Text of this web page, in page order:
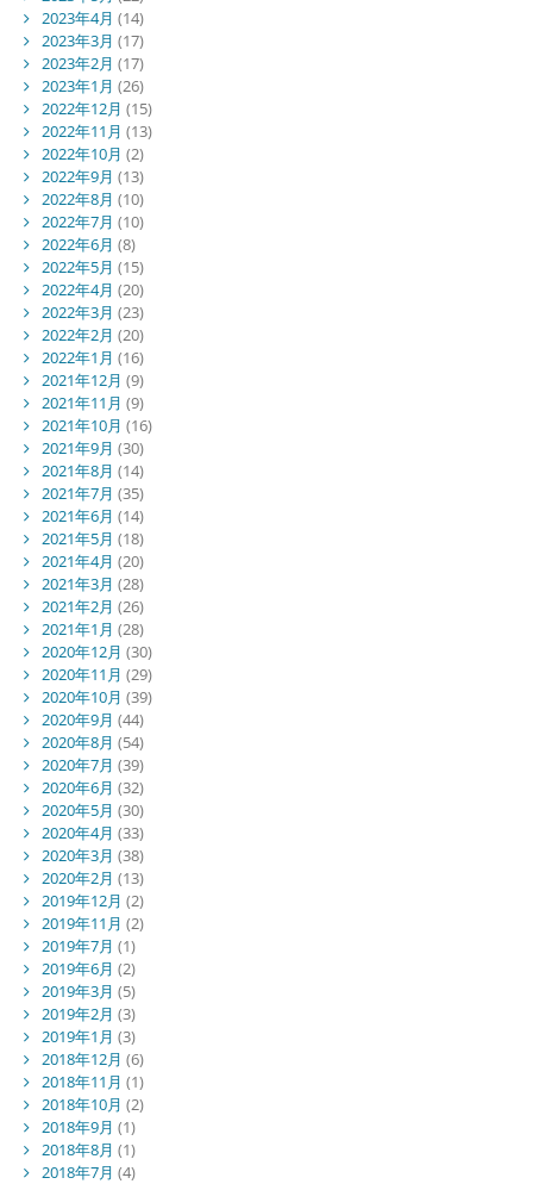
2023年4月 (14)
2023年3月 (17)
2023年2月 (17)
2023年1月 (26)
2022年12月 (15)
2022年11月 (13)
2022年10月 (2)
2022年9月 (13)
2022年8月 (10)
2022年7月 (10)
2022年6月 (8)
2022年5月 (15)
2022年4月 (20)
2022年3月 (23)
2022年2月 (20)
2022年1月 (16)
2021年12月 (9)
2021年11月 (9)
2021年10月 (16)
2021年9月 (30)
2021年8月 (14)
2021年7月 (35)
2021年6月 (14)
2021年5月 (18)
2021年4月 (20)
2021年3月 (28)
2021年2月 (26)
2021年1月 (28)
2020年12月 (30)
2020年11月 (29)
2020年10月 (39)
2020年9月 (44)
2020年8月 (54)
2020年7月 (39)
2020年6月 (32)
2020年5月 (30)
2020年4月 (33)
2020年3月 (38)
2020年2月 (13)
2019年12月 (2)
2019年11月 (2)
2019年7月 (1)
2019年6月 (2)
2019年3月 (5)
2019年2月 (3)
2019年1月 (3)
2018年12月 (6)
2018年11月 (1)
2018年10月 (2)
2018年9月 (1)
2018年8月 (1)
2018年7月 (4)